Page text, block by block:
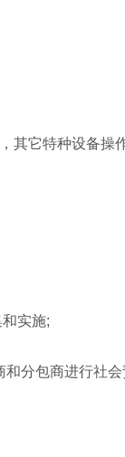
其它特种设备操
实施;
分包商进行社会